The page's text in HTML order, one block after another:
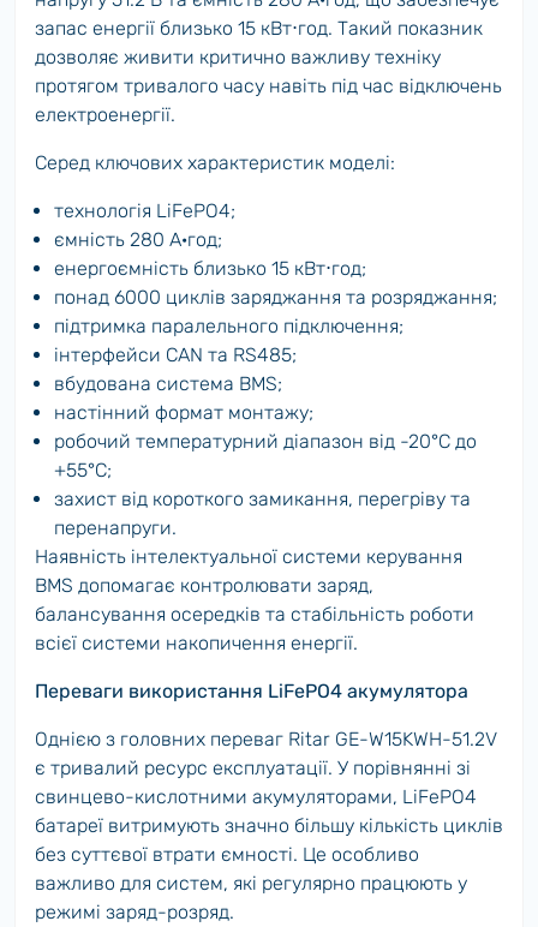
запас енергії близько 15 кВт⋅год. Такий показник
дозволяє живити критично важливу техніку
протягом тривалого часу навіть під час відключень
електроенергії.
Серед ключових характеристик моделі:
технологія LiFePO4;
ємність 280 А·год;
енергоємність близько 15 кВт⋅год;
понад 6000 циклів заряджання та розряджання;
підтримка паралельного підключення;
інтерфейси CAN та RS485;
вбудована система BMS;
настінний формат монтажу;
робочий температурний діапазон від -20°C до
+55°C;
захист від короткого замикання, перегріву та
перенапруги.
Наявність інтелектуальної системи керування
BMS допомагає контролювати заряд,
балансування осередків та стабільність роботи
всієї системи накопичення енергії.
Переваги використання LiFePO4 акумулятора
Однією з головних переваг Ritar GE-W15KWH-51.2V
є тривалий ресурс експлуатації. У порівнянні зі
свинцево-кислотними акумуляторами, LiFePO4
батареї витримують значно більшу кількість циклів
без суттєвої втрати ємності. Це особливо
важливо для систем, які регулярно працюють у
режимі заряд-розряд.